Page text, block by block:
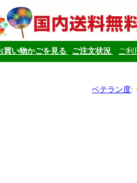
買い物かごを見る ご注文状況 ご利
ベテラン度: